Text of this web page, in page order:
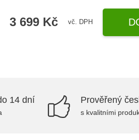
3 699 Kč vč. DPH
14 dní Prověřený
s kvalitními